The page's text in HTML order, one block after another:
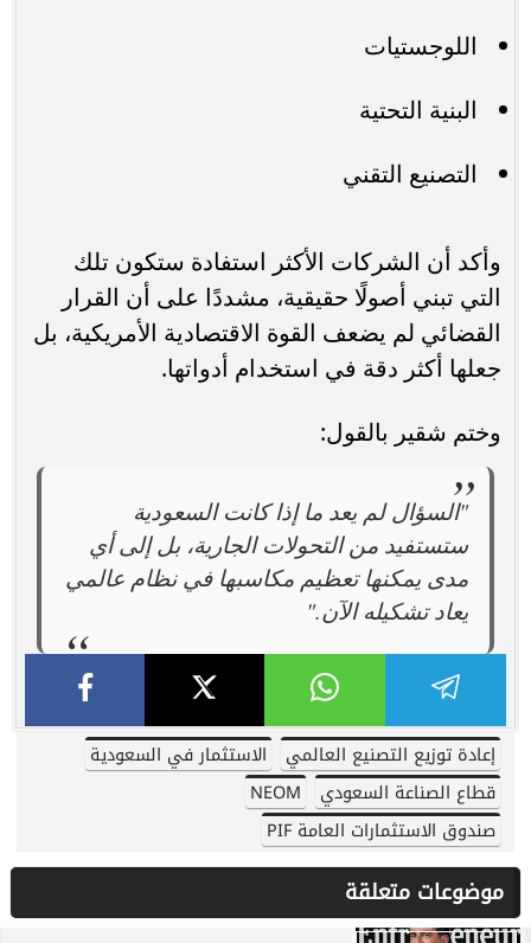
اللوجستيات
البنية التحتية
التصنيع التقني
وأكد أن الشركات الأكثر استفادة ستكون تلك
التي تبني أصولًا حقيقية، مشددًا على أن القرار
القضائي لم يضعف القوة الاقتصادية الأمريكية، بل
جعلها أكثر دقة في استخدام أدواتها.
وختم شقير بالقول:
"السؤال لم يعد ما إذا كانت السعودية
ستستفيد من التحولات الجارية، بل إلى أي
مدى يمكنها تعظيم مكاسبها في نظام عالمي
يعاد تشكيله الآن."
إعادة توزيع التصنيع العالمي
الاستثمار في السعودية
قطاع الصناعة السعودي
NEOM
صندوق الاستثمارات العامة PIF
موضوعات متعلقة